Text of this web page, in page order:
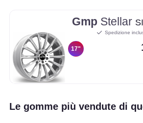
Gmp Stellar
17"
Spedizione
Le gomme più vendute di